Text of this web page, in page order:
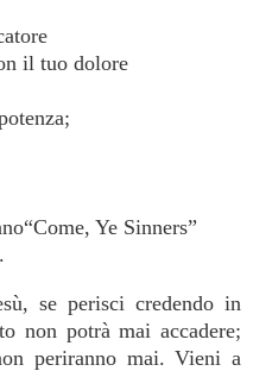
il tuo dolore
Ye Sinners”
se perisci credendo in
non potrà mai accadere;
periranno mai. Vieni a